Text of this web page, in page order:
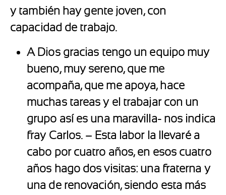
y también hay gente joven, con
capacidad de trabajo.
A Dios gracias tengo un equipo muy
bueno, muy sereno, que me
acompaña, que me apoya, hace
muchas tareas y el trabajar con un
grupo así es una maravilla- nos indica
fray Carlos. – Esta labor la llevaré a
cabo por cuatro años, en esos cuatro
años hago dos visitas: una fraterna y
una de renovación, siendo esta más